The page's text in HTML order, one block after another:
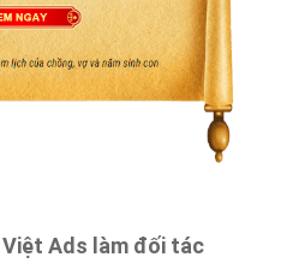
Ads làm đối tác